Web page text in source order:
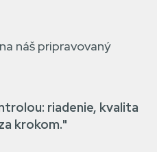
náš pripravovaný
riadenie, kvalita
krokom."